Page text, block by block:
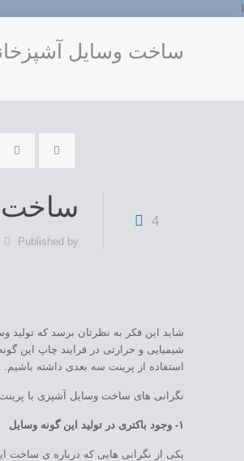
ساخت وسایل
4 ساخت
Published by
شاید این فکر به نظرتان برسد که تولید
شیمیایی و حرارتی در فرایند چاپ این
استفاده از پرینت سه بعدی داشته باشیم.
نگرانی های ساخت وسایل آشپزی با
۱- وجود باکتری در تولید این گونه وسایل
یکی از نگرانی هایی که درباره ی ساخت